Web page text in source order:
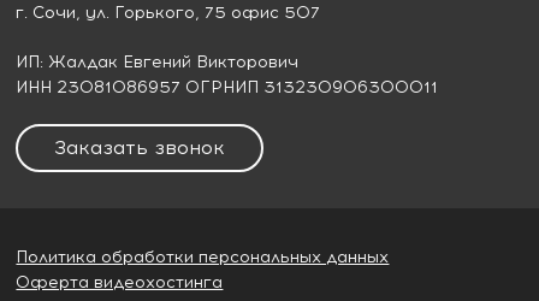
г. Сочи, ул. Горького, 75 офис 507
ИП: Жалдак Евгений Викторович
ИНН 23081086957 ОГРНИП 313230906300011
Заказать звонок
Политика обработки персональных данных
Оферта видеохостинга